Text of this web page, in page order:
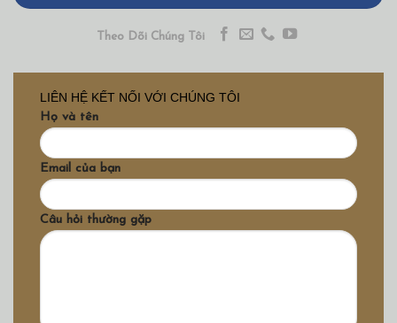
Theo Dõi Chúng Tôi
LIÊN HỆ KẾT NỐI VỚI CHÚNG TÔI
Họ và tên
Email của bạn
Câu hỏi thường gặp